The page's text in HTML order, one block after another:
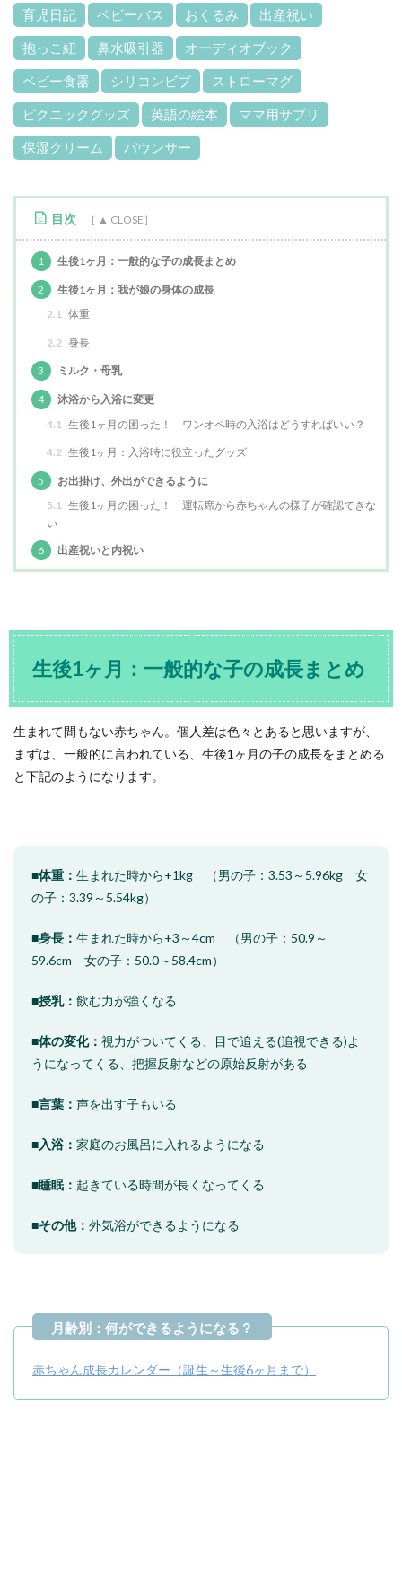
育児日記 ベビーバス おくるみ 出産祝い
抱っこ紐 鼻水吸引器 オーディオブック
ベビー食器 シリコンビブ ストローマグ
ピクニックグッズ 英語の絵本 ママ用サプリ
保湿クリーム バウンサー
目次
1 生後1ヶ月：一般的な子の成長まとめ
2
生後1ヶ月：我が娘の身体の成長
2.1 体重
2.2 身長
3 ミルク・母乳
4
沐浴から入浴に変更
4.1 生後1ヶ月の困った！ ワンオペ時の入浴はどうすればいい？
4.2 生後1ヶ月：入浴時に役立ったグッズ
5
お出掛け、外出ができるように
5.1 生後1ヶ月の困った！ 運転席から赤ちゃんの様子が確認できな
い
6
出産祝いと内祝い
生後1ヶ月：一般的な子の成長まとめ
生まれて間もない赤ちゃん。個人差は色々とあると思いますが、
まずは、一般的に言われている、生後1ヶ月の子の成長をまとめる
と下記のようになります。
■体重： 生まれた時から+1kg （男の子：3.53～5.96kg 女
の子：3.39～5.54kg）
■身長： 生まれた時から+3～4cm （男の子：50.9～
59.6cm 女の子：50.0～58.4cm）
■授乳： 飲む力が強くなる
■体の変化： 視力がついてくる、目で追える(追視できる)よ
うになってくる、把握反射などの原始反射がある
■言葉： 声を出す子もいる
■入浴： 家庭のお風呂に入れるようになる
■睡眠： 起きている時間が長くなってくる
■その他： 外気浴ができるようになる
赤ちゃん成長カレンダー（誕生～生後6ヶ月まで）